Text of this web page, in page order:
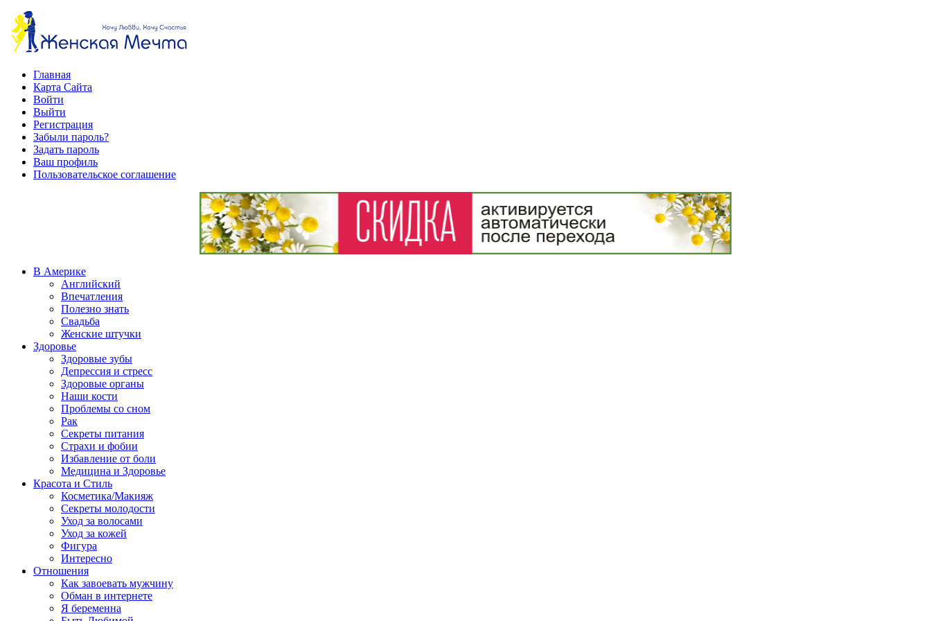
Главная
Карта Сайта
Войти
Выйти
Регистрация
Забыли пароль?
Задать пароль
Ваш профиль
Пользовательское соглашение
В Америке
Английский
Впечатления
Полезно знать
Свадьба
Женские штучки
Здоровье
Здоровые зубы
Депрессия и стресс
Здоровые органы
Наши кости
Проблемы со сном
Рак
Секреты питания
Страхи и фобии
Избавление от боли
Медицина и Здоровье
Красота и Стиль
Косметика/Макияж
Секреты молодости
Уход за волосами
Уход за кожей
Фигура
Интересно
Отношения
Как завоевать мужчину
Обман в интернете
Я беременна